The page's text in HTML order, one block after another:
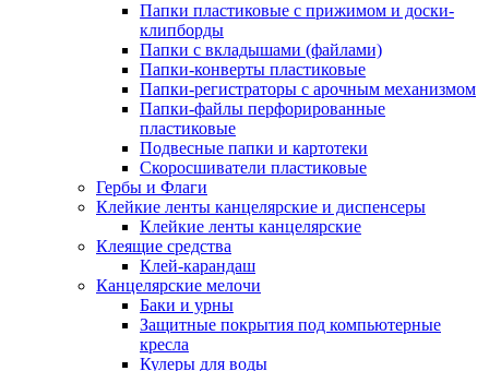
Папки пластиковые с прижимом и доски-
клипборды
Папки с вкладышами (файлами)
Папки-конверты пластиковые
Папки-регистраторы с арочным механизмом
Папки-файлы перфорированные
пластиковые
Подвесные папки и картотеки
Скоросшиватели пластиковые
Гербы и Флаги
Клейкие ленты канцелярские и диспенсеры
Клейкие ленты канцелярские
Клеящие средства
Клей-карандаш
Канцелярские мелочи
Баки и урны
Защитные покрытия под компьютерные
кресла
Кулеры для воды